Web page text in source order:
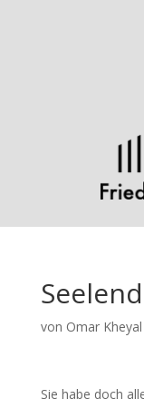
von Omar Kheyal
Sie habe doch